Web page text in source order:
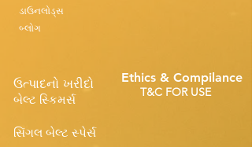
ડાઉનલોડ્સ
બ્લોગ
ઉત્પાદનો ખરીદો
બેલ્ટ સ્કિમર્સ
Ethics & Compilance
T&C FOR USE
સિંગલ બેલ્ટ સ્પેર્સ